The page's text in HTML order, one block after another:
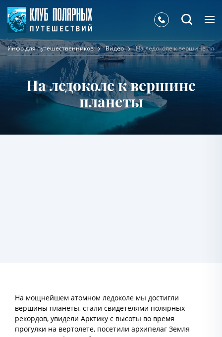
Инфо для путешественников Видео На ледоколе к вершине
На ледоколе к вершине
планеты
На мощнейшем атомном ледоколе мы достигли
вершины планеты, стали свидетелями полярных
рекордов, увидели Арктику с высоты во время
прогулки на вертолете, посетили архипелаг Земля